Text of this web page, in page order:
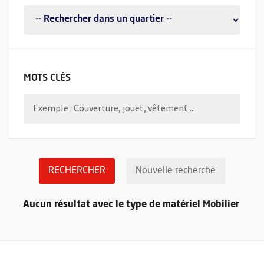
FILTRER LES DEMANDES DE DON MATÉRIEL PAR
MOTS CLÉS
RECHERCHER LANCER LA RECHERCHE DES
Nouvelle recherche
Aucun résultat avec le type de matériel Mobilier